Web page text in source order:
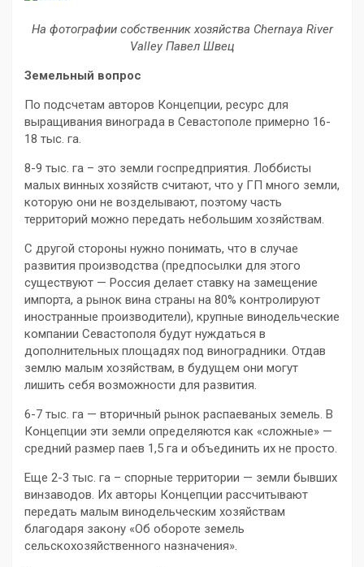
На фотографии собственник хозяйства Chernaya River
Valley Павел Швец
Земельный вопрос
По подсчетам авторов Концепции, ресурс для
выращивания винограда в Севастополе примерно 16-
18 тыс. га.
8-9 тыс. га – это земли госпредприятия. Лоббисты
малых винных хозяйств считают, что у ГП много земли,
которую они не возделывают, поэтому часть
территорий можно передать небольшим хозяйствам.
С другой стороны нужно понимать, что в случае
развития производства (предпосылки для этого
существуют — Россия делает ставку на замещение
импорта, а рынок вина страны на 80% контролируют
иностранные производители), крупные винодельческие
компании Севастополя будут нуждаться в
дополнительных площадях под виноградники. Отдав
землю малым хозяйствам, в будущем они могут
лишить себя возможности для развития.
6-7 тыс. га — вторичный рынок распаеваных земель. В
Концепции эти земли определяются как «сложные» —
средний размер паев 1,5 га и объединить их не просто.
Еще 2-3 тыс. га – спорные территории — земли бывших
винзаводов. Их авторы Концепции рассчитывают
передать малым винодельческим хозяйствам
благодаря закону «Об обороте земель
сельскохозяйственного назначения».